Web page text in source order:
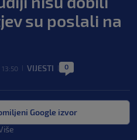
su poslali na
VIJESTI 0
Google izvor